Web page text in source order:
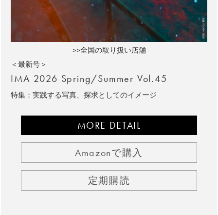
>>全国の取り扱い店舗
＜最新号＞
IMA 2026 Spring/Summer Vol.45
特集：実践する写真、探求としてのイメージ
MORE DETAIL
Amazonで購入
定期購読